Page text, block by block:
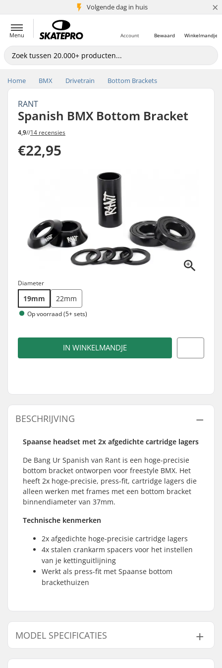
Volgende dag in huis
5+ mln. klanten ×
Menu Winkelmandje
Bewaard
Account
Home BMX Drivetrain Bottom Brackets
RANT
Spanish BMX Bottom Bracket
4,9//14 recensies
€22,95
Diameter
19mm 22mm
Op voorraad (5+ sets)
IN WINKELMANDJE
BESCHRIJVING
Spaanse headset met 2x afgedichte cartridge lagers
De Bang Ur Spanish van Rant is een hoge-precisie
bottom bracket ontworpen voor freestyle BMX. Het
heeft 2x hoge-precisie, press-fit, cartridge lagers die
alleen werken met frames met een bottom bracket
binnendiameter van 37mm.
Technische kenmerken
2x afgedichte hoge-precisie cartridge lagers
4x stalen crankarm spacers voor het instellen
van je kettinguitlijning
Werkt als press-fit met Spaanse bottom
brackethuizen
MODEL SPECIFICATIES